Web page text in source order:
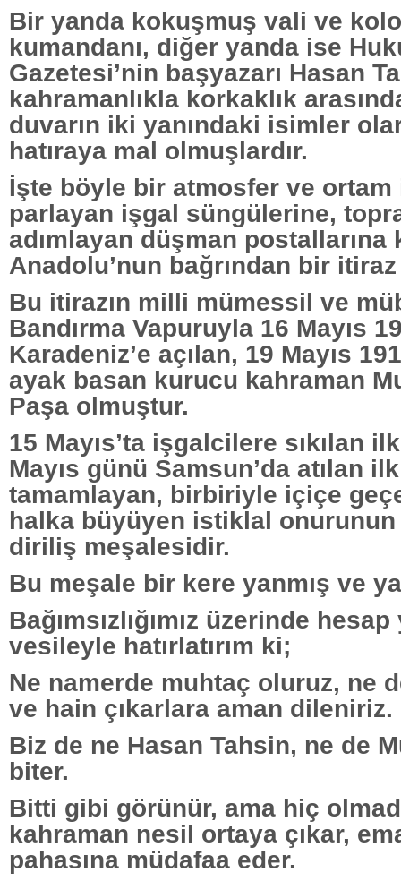
Bir yanda kokuşmuş vali ve
kumandanı, diğer yanda ise
Gazetesi’nin başyazarı Hasan
kahramanlıkla korkaklık
duvarın iki yanındaki isimler
hatıraya mal olmuşlardır.
İşte böyle bir atmosfer ve ortam
parlayan işgal süngülerine,
adımlayan düşman postallarına
Anadolu’nun bağrından bir
Bu itirazın milli mümessil ve
Bandırma Vapuruyla 16 Mayıs
Karadeniz’e açılan, 19 Mayıs
ayak basan kurucu kahraman
Paşa olmuştur.
15 Mayıs’ta işgalcilere sıkılan
Mayıs günü Samsun’da atılan
tamamlayan, birbiriyle içiçe
halka büyüyen istiklal
diriliş meşalesidir.
Bu meşale bir kere yanmış ve
Bağımsızlığımız üzerinde
vesileyle hatırlatırım ki;
Ne namerde muhtaç oluruz, ne
ve hain çıkarlara aman dileniriz.
Biz de ne Hasan Tahsin, ne de
biter.
Bitti gibi görünür, ama hiç
kahraman nesil ortaya çıkar,
pahasına müdafaa eder.